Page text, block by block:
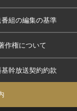
番組の編集の基準
作権について
幹放送契約約款